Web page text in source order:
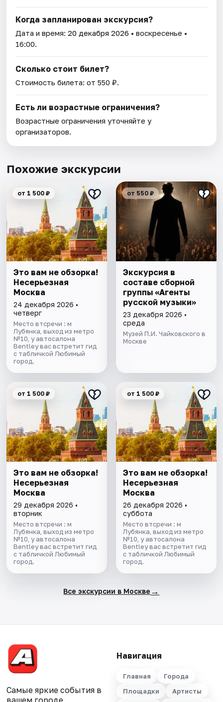
Когда запланирован экскурсия?
Дата и время:20 декабря 2026 • воскресенье •
16:00.
Сколько стоит билет?
Стоимость билета: от 550 ₽.
Есть ли возрастные ограничения?
Возрастные ограничения уточняйте у
организаторов.
Похожие экскурсии
от 1 500 ₽
Это вам не обзорка!
Несерьезная
Москва
24 декабря 2026 •
четверг
Место втсречи : м
Лубянка, выход из метро
№10, у автосалона
Bentley вас встретит гид
с табличкой Любимый
город.
от 550 ₽
Экскурсия в
составе сборной
группы «Агенты
русской музыки»
23 декабря 2026 •
среда
Музей П.И. Чайковского в
Москве
от 1 500 ₽
Это вам не обзорка!
Несерьезная
Москва
29 декабря 2026 •
вторник
Место втсречи : м
Лубянка, выход из метро
№10, у автосалона
Bentley вас встретит гид
с табличкой Любимый
город.
от 1 500 ₽
Это вам не обзорка!
Несерьезная
Москва
26 декабря 2026 •
суббота
Место втсречи : м
Лубянка, выход из метро
№10, у автосалона
Bentley вас встретит гид
с табличкой Любимый
город.
Все экскурсии в Москве →
Самые яркие события в
Навигация
Главная
Города
Площадки
Артисты